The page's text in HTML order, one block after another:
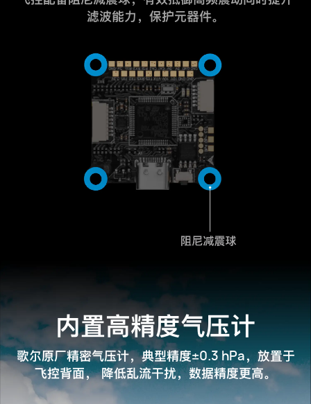
滤波能力，保护元器件。
内置高精度气压计
歌尔原厂精密气压计，典型精度±0.3 hPa，放置于
飞控背面， 降低乱流干扰，数据精度更高。